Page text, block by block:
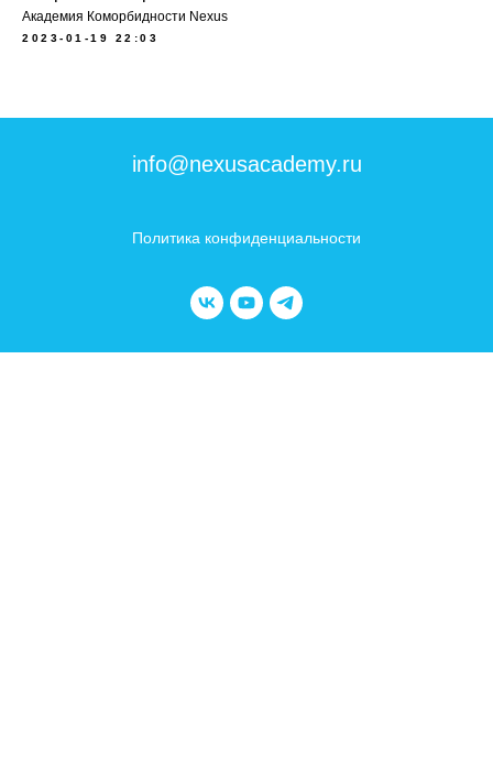
Академия Коморбидности Nexus
2023-01-19 22:03
info@nexusacademy.ru
Политика конфиденциальности